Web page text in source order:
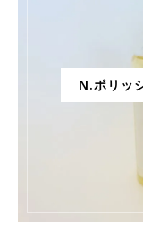
N.ポリッ